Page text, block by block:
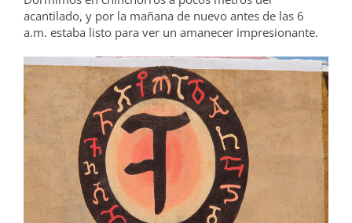
acantilado, y por la mañana de nuevo antes de las 6
a.m. estaba listo para ver un amanecer impresionante.